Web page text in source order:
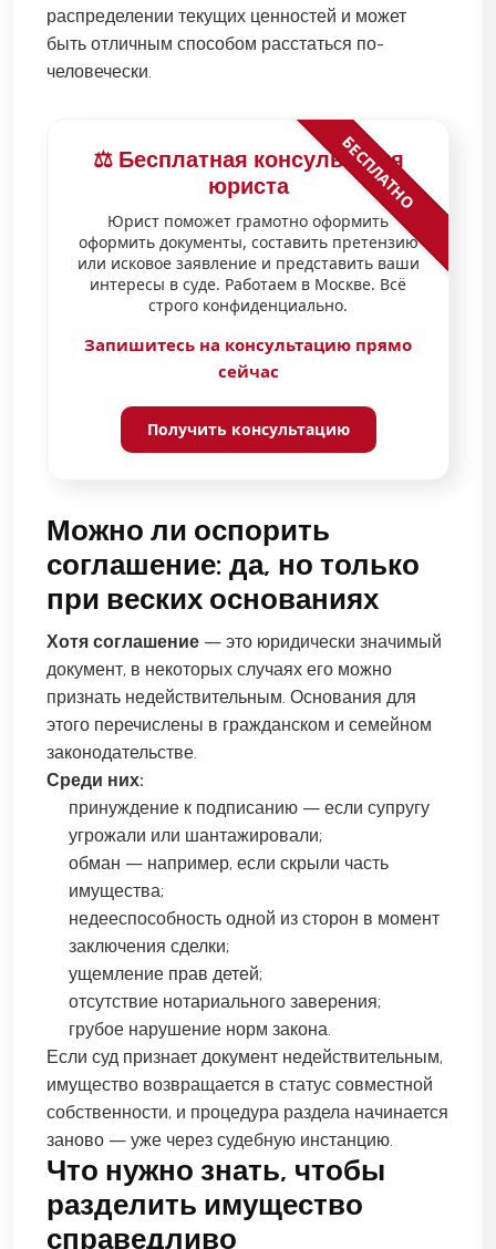
распределении текущих ценностей и может
быть отличным способом расстаться по-
человечески.
⚖️ Бесплатная консультация
юриста
Юрист поможет грамотно оформить
оформить документы, составить претензию
или исковое заявление и представить ваши
интересы в суде. Работаем в Москве. Всё
строго конфиденциально.
БЕСПЛАТНО
Запишитесь на консультацию прямо
сейчас
Получить консультацию
Можно ли оспорить
соглашение: да, но только
при веских основаниях
Хотя соглашение — это юридически значимый
документ, в некоторых случаях его можно
признать недействительным. Основания для
этого перечислены в гражданском и семейном
законодательстве.
Среди них:
принуждение к подписанию — если супругу
угрожали или шантажировали;
обман — например, если скрыли часть
имущества;
недееспособность одной из сторон в момент
заключения сделки;
ущемление прав детей;
отсутствие нотариального заверения;
грубое нарушение норм закона.
Если суд признает документ недействительным,
имущество возвращается в статус совместной
собственности, и процедура раздела начинается
заново — уже через судебную инстанцию.
Что нужно знать, чтобы
разделить имущество
справедливо